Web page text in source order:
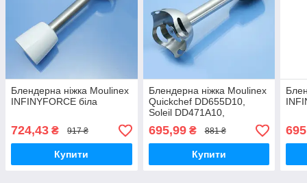
Блендерна ніжка Moulinex
INFINYFORCE біла
724,43 ₴ 917 ₴
Купити
Блендерна ніжка Moulinex
Quickchef DD655D10,
Soleil DD471A10,
Infinyforce V2 DD944810,
DD880 чорна
695,99₴ 881 ₴
Купити